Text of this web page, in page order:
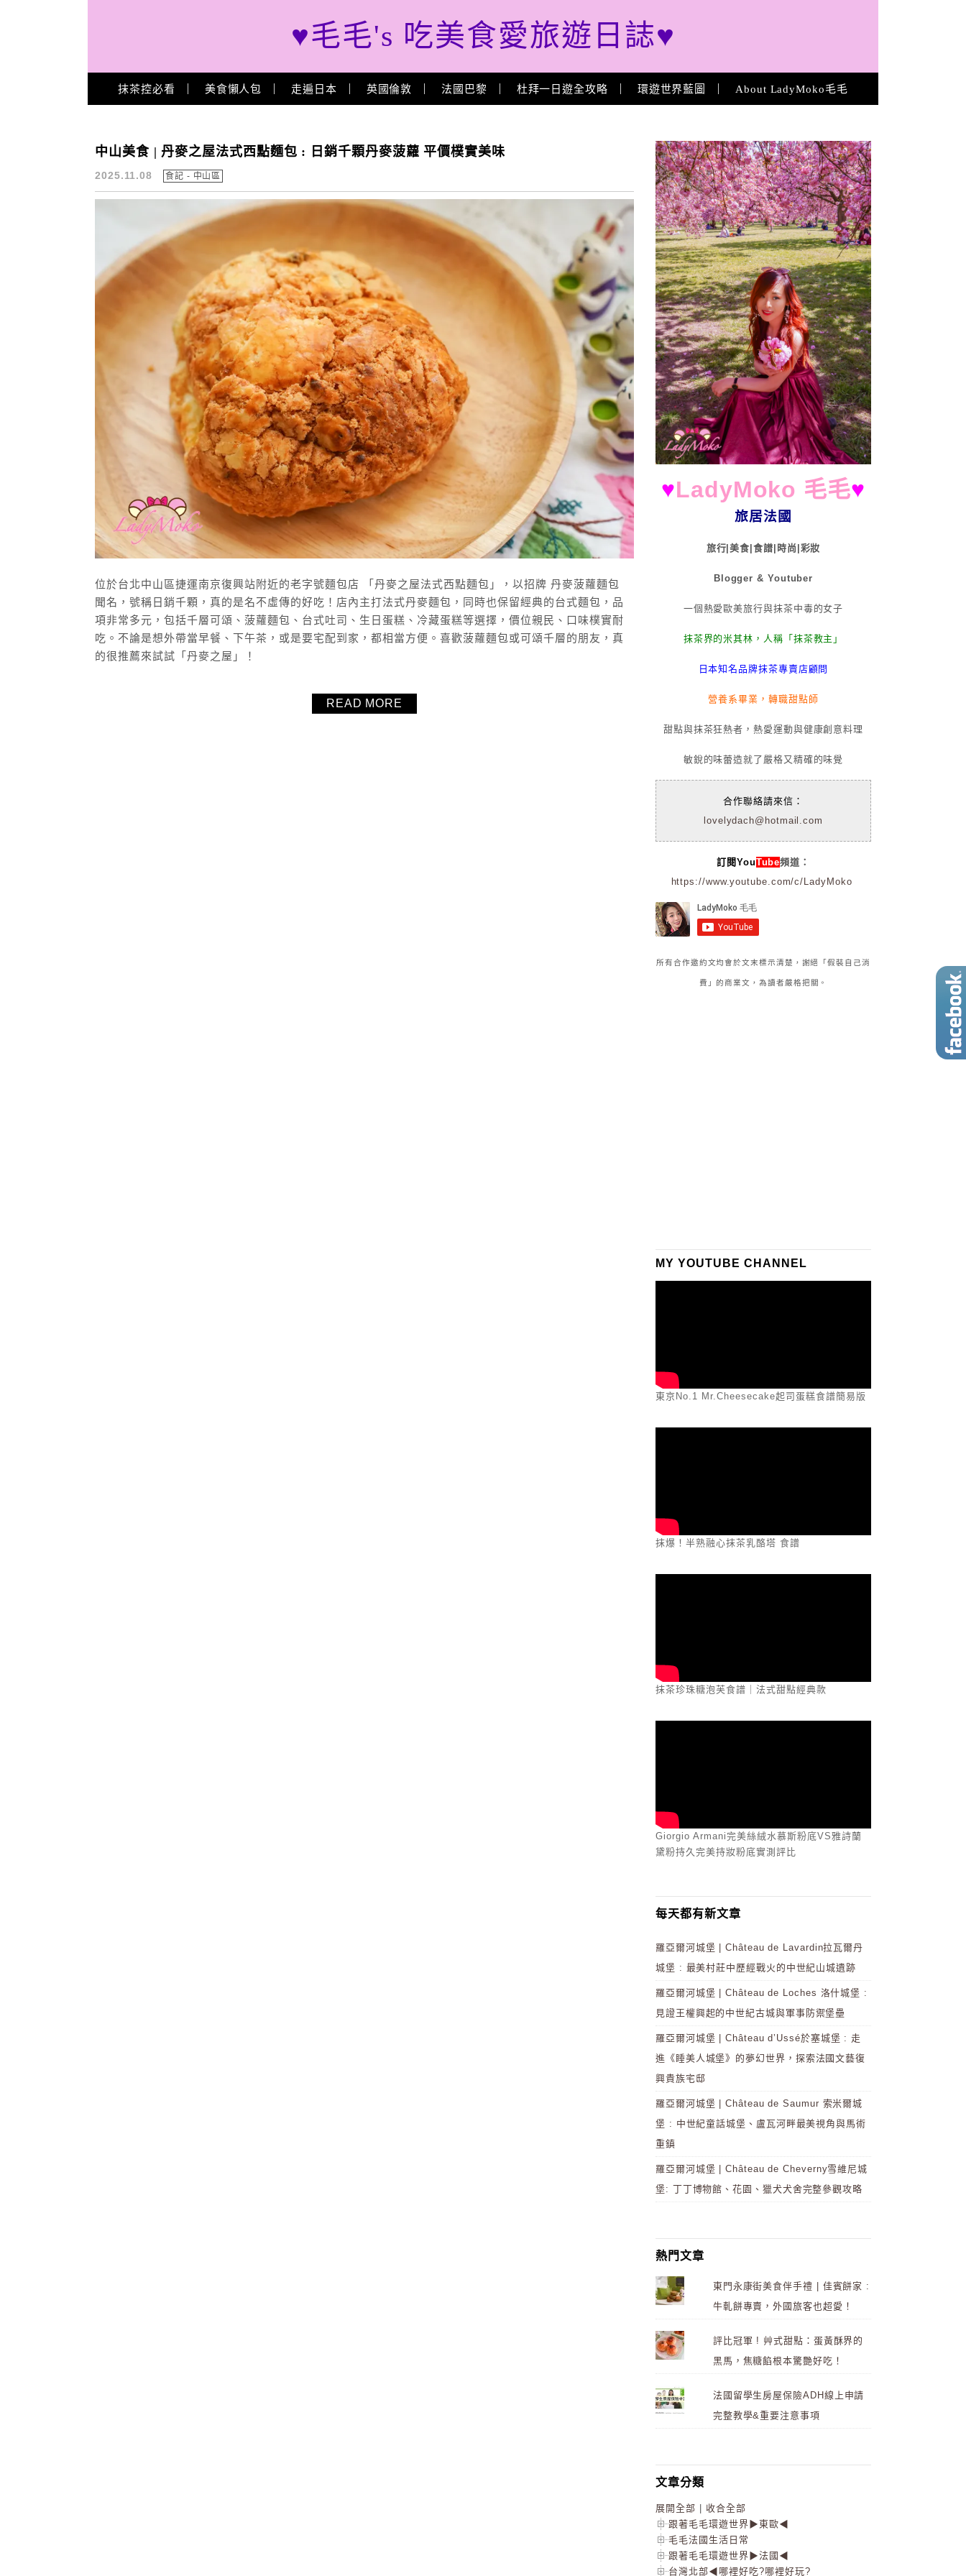
♥毛毛's 吃美食愛旅遊日誌♥
Main Menu
抹茶控必看 美食懶人包 走遍日本 英國倫敦 法國巴黎 杜拜一日遊全攻略 環遊世界藍圖 About LadyMoko毛毛
丹麥之屋法式西點麵包
中山美食 | 丹麥之屋法式西點麵包 : 日銷千顆丹麥菠蘿 平價樸實美味
2025.11.08 食記 - 中山區
位於台北中山區捷運南京復興站附近的老字號麵包店 「丹麥之屋法式西點麵包」，以招牌 丹麥菠蘿麵包
聞名，號稱日銷千顆，真的是名不虛傳的好吃！店內主打法式丹麥麵包，同時也保留經典的台式麵包，品
項非常多元，包括千層可頌、菠蘿麵包、台式吐司、生日蛋糕、冷藏蛋糕等選擇，價位親民、口味樸實耐
吃。不論是想外帶當早餐、下午茶，或是要宅配到家，都相當方便。喜歡菠蘿麵包或可頌千層的朋友，真
的很推薦來試試「丹麥之屋」！
READ MORE
About
♥LadyMoko 毛毛♥
旅居法國
旅行|美食|食譜|時尚|彩妝
Blogger & Youtuber
一個熱愛歐美旅行與抹茶中毒的女子
抹茶界的米其林，人稱「抹茶教主」
日本知名品牌抹茶專賣店顧問
營養系畢業，轉職甜點師
甜點與抹茶狂熱者，熱愛運動與健康創意料理
敏銳的味蕾造就了嚴格又精確的味覺
合作聯絡請來信：
lovelydach@hotmail.com
訂閱YouTube頻道：
https://www.youtube.com/c/LadyMoko
所有合作邀約文均會於文末標示清楚，謝絕「假裝自己消
費」的商業文，為讀者嚴格把關。
MY YOUTUBE CHANNEL
東京No.1 Mr.Cheesecake起司蛋糕食譜簡易版
抹爆！半熟融心抹茶乳酪塔 食譜
抹茶珍珠糖泡芙食譜｜法式甜點經典款
Giorgio Armani完美絲絨水慕斯粉底VS雅詩蘭
黛粉持久完美持妝粉底實測評比
每天都有新文章
羅亞爾河城堡 | Château de Lavardin拉瓦爾丹
城堡 : 最美村莊中歷經戰火的中世紀山城遺跡
羅亞爾河城堡 | Château de Loches 洛什城堡 :
見證王權興起的中世紀古城與軍事防禦堡壘
羅亞爾河城堡 | Château d’Ussé於塞城堡 : 走
進《睡美人城堡》的夢幻世界，探索法國文藝復
興貴族宅邸
羅亞爾河城堡 | Château de Saumur 索米爾城
堡 : 中世紀童話城堡、盧瓦河畔最美視角與馬術
重鎮
羅亞爾河城堡 | Château de Cheverny雪維尼城
堡: 丁丁博物館、花園、獵犬犬舍完整參觀攻略
熱門文章
東門永康街美食伴手禮 | 佳賓餅家 :
牛軋餅專賣，外國旅客也超愛！
評比冠軍 ! 艸式甜點：蛋黃酥界的
黑馬，焦糖餡根本驚艷好吃！
法國留學生房屋保險ADH線上申請
完整教學&重要注意事項
文章分類
展開全部
收合全部
跟著毛毛環遊世界▶東歐◀
毛毛法國生活日常
跟著毛毛環遊世界▶法國◀
台灣北部◀哪裡好吃?哪裡好玩?